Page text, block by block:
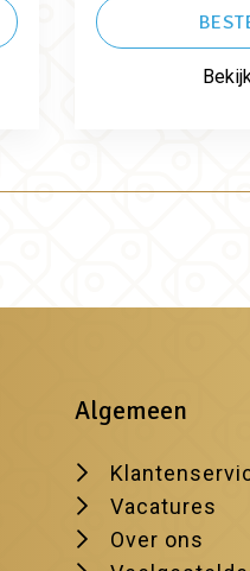
Algemeen
Vacatures
Over ons